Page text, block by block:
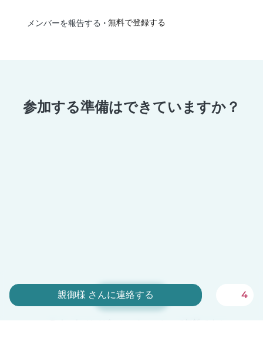
メンバーを報告する • 無料で登録する
参加する準備はできていますか？
今すぐ登録
Babysitsはベビーシッターにとって無料です！
親御様 さんに連絡する 4